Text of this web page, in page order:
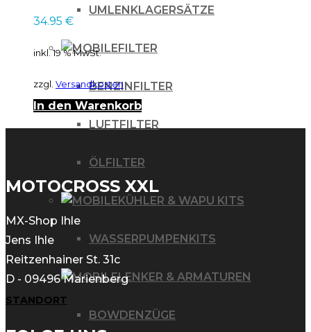
UMLENKLAGERSÄTZE
FILTER
BENZINFILTER
LUFTFILTER
ÖLFILTER
KÜHLER & WAPU KITS
WASSERPUMPENKITS
LENKER & ARMATUREN
BOWDENZÜGE
Simmerring
34.95 €
inkl. 19 % MwSt.
zzgl. Versandkosten
In den Warenkorb
MOTOCROSS XXL
MX-Shop Ihle
Jens Ihle
Reitzenhainer St. 31c
D - 09496 Marienberg
STANDORT